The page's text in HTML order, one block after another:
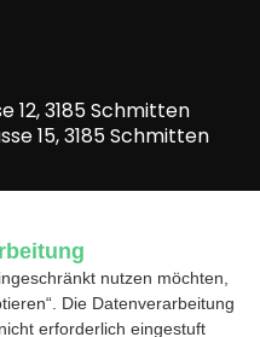
nutzen möchten,
Die Datenverarbeitung
erforderlich eingestuft
12, 3185 Schmitten
15, 3185 Schmitten